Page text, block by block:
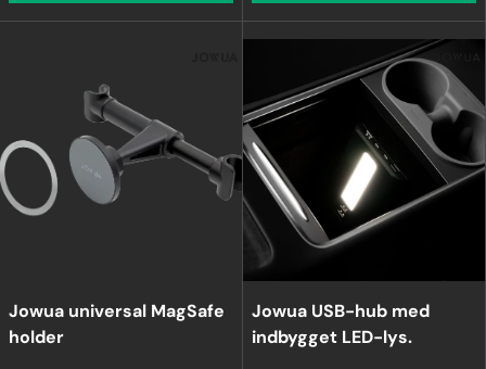
Jowua universal MagSafe
holder
Jowua USB-hub med
indbygget LED-lys.